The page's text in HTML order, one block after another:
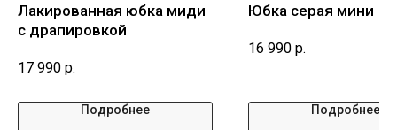
Лакированная юбка миди
с драпировкой
17 990 р.
Подробнее
Юбка серая мини
16 990 р.
Подробнее